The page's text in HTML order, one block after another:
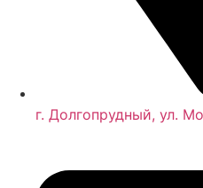
Замена ламп освещения
Диагностика всех
Ремонт турбин автомобиля
Ремонт топливной системы
г. Долгопрудный, ул.